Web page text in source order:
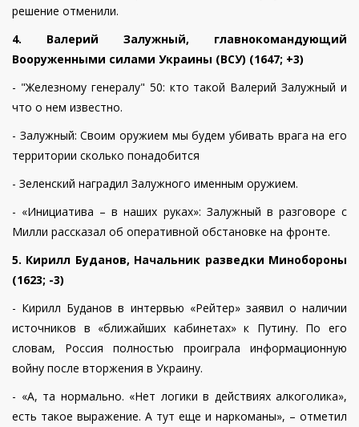
решение отменили.
4. Валерий Залужный, главнокомандующий
Вооруженными силами Украины (ВСУ) (1647; +3)
- "Железному генералу" 50: кто такой Валерий Залужный и
что о нем известно.
- Залужный: Своим оружием мы будем убивать врага на его
территории сколько понадобится
- Зеленский наградил Залужного именным оружием.
- «Инициатива – в наших руках»: Залужный в разговоре с
Милли рассказал об оперативной обстановке на фронте.
5. Кирилл Буданов, Начальник разведки Минобороны
(1623; -3)
- Кирилл Буданов в интервью «Рейтер» заявил о наличии
источников в «ближайших кабинетах» к Путину. По его
словам, Россия полностью проиграла информационную
войну после вторжения в Украину.
- «А, та нормально. «Нет логики в действиях алкоголика»,
есть такое выражение. А тут еще и наркоманы», – отметил